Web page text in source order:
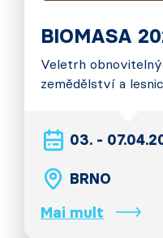
BIOMASA
Veletrh
zemědělství a
03. -
BRNO
Mai mult